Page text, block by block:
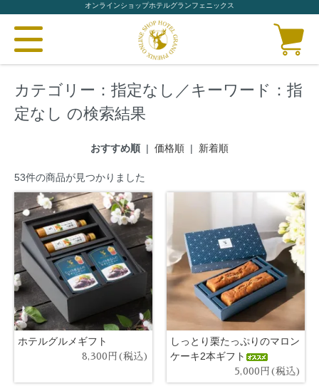
オンラインショップホテルグランフェニックス
カテゴリー：指定なし／キーワード：指
定なし の検索結果
おすすめ順 | 価格順 | 新着順
53件の商品が見つかりました
ホテルグルメギフト
8,300円(税込)
しっとり栗たっぷりのマロン
ケーキ2本ギフト
5,000円(税込)